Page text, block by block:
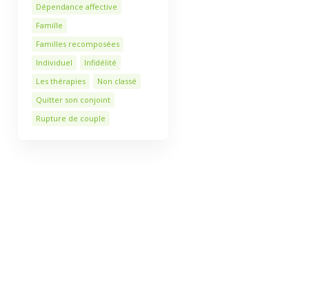
Dépendance affective
Famille
Familles recomposées
Individuel
Infidélité
Les thérapies
Non classé
Quitter son conjoint
Rupture de couple